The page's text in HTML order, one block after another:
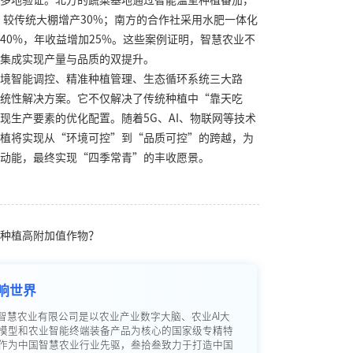
传统大棚增产30%；南方的合作社采用水肥一体化
，年收益增加25%。这些案例证明，智慧农业不
成实现产量与品质的双提升。
智能调控、精准种植管理、生态循环系统三大路
性解决方案。它不仅解决了传统种植中“靠天吃
生产要素的优化配置。随着5G、AI、物联网等技术
植将实现从“环境可控”到“品质可控”的跨越，为
能，最终实现“四季常青”的丰收愿景。
植高附加值作物？
世界
慧农业有限公司是以农业产业数字大脑、农业AI大
型和农业智能终端装备产品为核心的国家级专精特
为中国智慧农业行业先驱，叁拾叁致力于打造中国